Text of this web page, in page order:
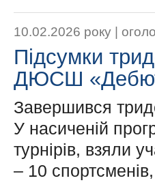
10.02.2026 року |
Підсумки
ДЮСШ
Завершився
У насиченій
турнірів, взяли
– 10